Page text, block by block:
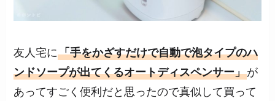
友人宅に「手をかざすだけで自動で泡タイプのハ
ンドソープが出てくるオートディスペンサー」が
あってすごく便利だと思ったので真似して買って